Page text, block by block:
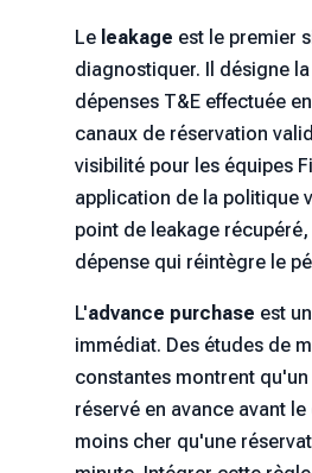
Le leakage est le premier
diagnostiquer. Il désigne
dépenses T&E effectuée
canaux de réservation
visibilité pour les équipes
application de la politique
point de leakage
dépense qui réintègre le
L'advance purchase est
immédiat. Des études de
constantes montrent
réservé en avance avant
moins cher qu'une